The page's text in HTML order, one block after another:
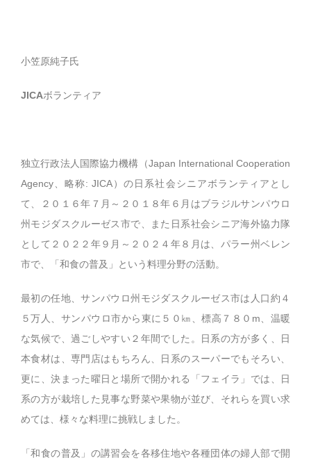
小笠原純子氏
JICAボランティア
独立行政法人国際協力機構（Japan International Cooperation
Agency、略称: JICA）の日系社会シニアボランティアとし
て、２０１６年７月～２０１８年６月はブラジルサンパウロ
州モジダスクルーゼス市で、また日系社会シニア海外協力隊
として２０２２年９月～２０２４年８月は、パラー州ベレン
市で、「和食の普及」という料理分野の活動。
最初の任地、サンパウロ州モジダスクルーゼス市は人口約４
５万人、サンパウロ市から東に５０㎞、標高７８０m、温暖
な気候で、過ごしやすい２年間でした。日系の方が多く、日
本食材は、専門店はもちろん、日系のスーパーでもそろい、
更に、決まった曜日と場所で開かれる「フェイラ」では、日
系の方が栽培した見事な野菜や果物が並び、それらを買い求
めては、様々な料理に挑戦しました。
「和食の普及」の講習会を各移住地や各種団体の婦人部で開